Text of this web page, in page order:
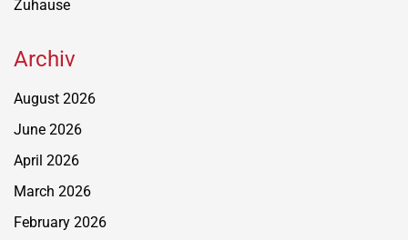
Zuhause
Archiv
August 2026
June 2026
April 2026
March 2026
February 2026